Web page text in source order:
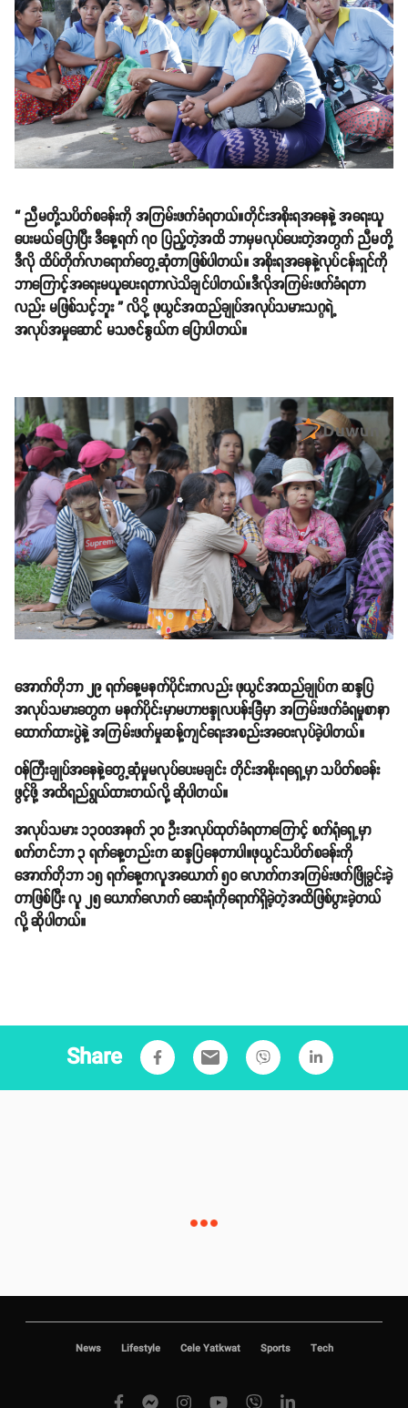
“ ညီမတို့သပိတ်စခန်းကို အကြမ်းဖက်ခံရတယ်။တိုင်းအစိုးရအနေနဲ့ အရေးယူ
ပေးမယ်ပြောပြီး ဒီနေ့ရက် ၇၀ ပြည့်တဲ့အထိ ဘာမှမလုပ်ပေးတဲ့အတွက် ညီမတို့
ဒီလို ထိပ်တိုက်လာရောက်တွေ့ဆုံတာဖြစ်ပါတယ်။ အစိုးရအနေနဲ့လုပ်ငန်းရှင်ကို
ဘာကြောင့်အရေးမယူပေးရတာလဲသိချင်ပါတယ်။ဒီလိုအကြမ်းဖက်ခံရတာ
လည်း မဖြစ်သင့်ဘူး ” လိို့ ဖုယွင်အထည်ချုပ်အလုပ်သမားသဂ္ဂရဲ့
အလုပ်အမှုဆောင် မသဇင်နွယ်က ပြောပါတယ်။
အောက်တိုဘာ ၂၉ ရက်နေ့မနက်ပိုင်းကလည်း ဖုယွင်အထည်ချုပ်က ဆန္ဒပြ
အလုပ်သမားတွေက မနက်ပိုင်းမှာမဟာဗန္ဒုလပန်းခြံမှာ အကြမ်းဖက်ခံရမှုစာနာ
ထောက်ထားပွဲနဲ့ အကြမ်းဖက်မှုဆန့်ကျင်ရေးအစည်းအဝေးလုပ်ခဲ့ပါတယ်။
ဝန်ကြီးချုပ်အနေနဲ့တွေ့ဆုံမှုမလုပ်ပေးမချင်း တိုင်းအစိုးရရှေ့မှာ သပိတ်စခန်း
ဖွင့်ဖို့ အထိရည်ရွယ်ထားတယ်လို့ ဆိုပါတယ်။
အလုပ်သမား ၁၃၀၀အနက် ၃၀ ဦးအလုပ်ထုတ်ခံရတာကြောင့် စက်ရုံရှေ့မှာ
စက်တင်ဘာ ၃ ရက်နေ့တည်းက ဆန္ဒပြနေတာပါ။ဖုယွင်သပိတ်စခန်းကို
အောက်တိုဘာ ၁၅ ရက်နေ့ကလူအယောက် ၅၀ လောက်ကအကြမ်းဖက်ဖြိုခွင်းခဲ့
တာဖြစ်ပြီး လူ ၂၅ ယောက်လောက် ဆေးရုံကိုရောက်ရှိခဲ့တဲ့အထိဖြစ်ပွားခဲ့တယ်
လို့ ဆိုပါတယ်။
Share email
News Lifestyle Cele Yatkwat Sports Tech